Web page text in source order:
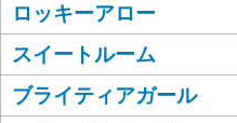
ロッキーアロー
スイートルーム
ブライティアガール